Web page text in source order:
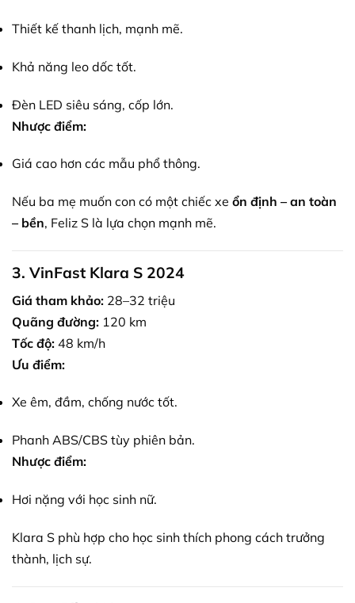
Thiết kế thanh lịch, mạnh mẽ.
Khả năng leo dốc tốt.
Đèn LED siêu sáng, cốp lớn.
Nhược điểm:
Giá cao hơn các mẫu phổ thông.
Nếu ba mẹ muốn con có một chiếc xe ổn định – an toàn
– bền, Feliz S là lựa chọn mạnh mẽ.
3. VinFast Klara S 2024
Giá tham khảo: 28–32 triệu
Quãng đường: 120 km
Tốc độ: 48 km/h
Ưu điểm:
Xe êm, đầm, chống nước tốt.
Phanh ABS/CBS tùy phiên bản.
Nhược điểm:
Hơi nặng với học sinh nữ.
Klara S phù hợp cho học sinh thích phong cách trưởng
thành, lịch sự.